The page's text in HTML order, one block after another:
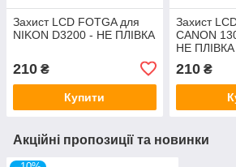
Захист LCD FOTGA для
NIKON D3200 - НЕ ПЛІВКА
210 ₴
Купити
Захист
CANON
НЕ ПЛІВКА
210₴
Акційні пропозиції та новинки